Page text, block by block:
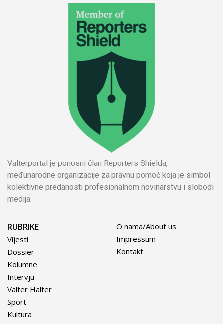
Valterportal je ponosni član Reporters Shielda,
međunarodne organizacije za pravnu pomoć koja je simbol
kolektivne predanosti profesionalnom novinarstvu i slobodi
medija.
RUBRIKE
Vijesti
Dossier
Kolumne
Intervju
Valter Halter
Sport
Kultura
O nama/About us
Impressum
Kontakt